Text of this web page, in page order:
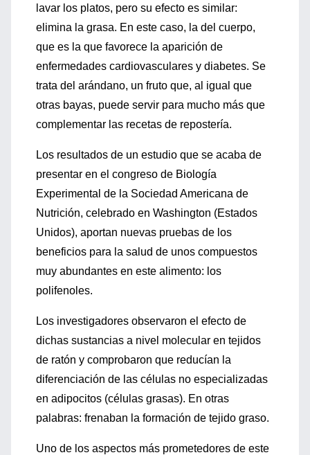
lavar los platos, pero su efecto es similar:
elimina la grasa. En este caso, la del cuerpo,
que es la que favorece la aparición de
enfermedades cardiovasculares y diabetes. Se
trata del arándano, un fruto que, al igual que
otras bayas, puede servir para mucho más que
complementar las recetas de repostería.
Los resultados de un estudio que se acaba de
presentar en el congreso de Biología
Experimental de la Sociedad Americana de
Nutrición, celebrado en Washington (Estados
Unidos), aportan nuevas pruebas de los
beneficios para la salud de unos compuestos
muy abundantes en este alimento: los
polifenoles.
Los investigadores observaron el efecto de
dichas sustancias a nivel molecular en tejidos
de ratón y comprobaron que reducían la
diferenciación de las células no especializadas
en adipocitos (células grasas). En otras
palabras: frenaban la formación de tejido graso.
Uno de los aspectos más prometedores de este